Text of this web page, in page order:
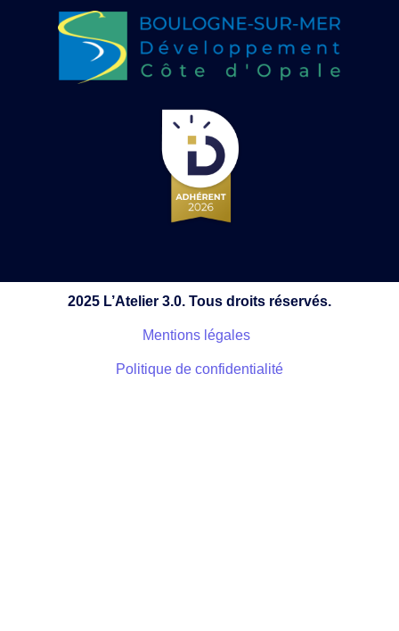
2025 L’Atelier 3.0. Tous droits réservés.
Mentions légales
Politique de confidentialité